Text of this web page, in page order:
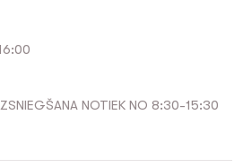
NOTIEK NO 8:30-15:30